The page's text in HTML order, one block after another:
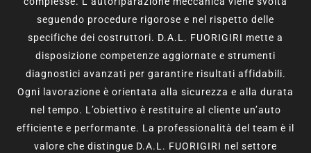
seguendo procedure rigorose e nel rispetto delle
specifiche dei costruttori. D.A.L. FUORIGIRI mette a
disposizione competenze aggiornate e strumenti
diagnostici avanzati per garantire risultati affidabili.
Ogni lavorazione è orientata alla sicurezza e alla durata
nel tempo. L’obiettivo è restituire al cliente un’auto
efficiente e performante. La professionalità del team è il
valore che distingue D.A.L. FUORIGIRI nel settore